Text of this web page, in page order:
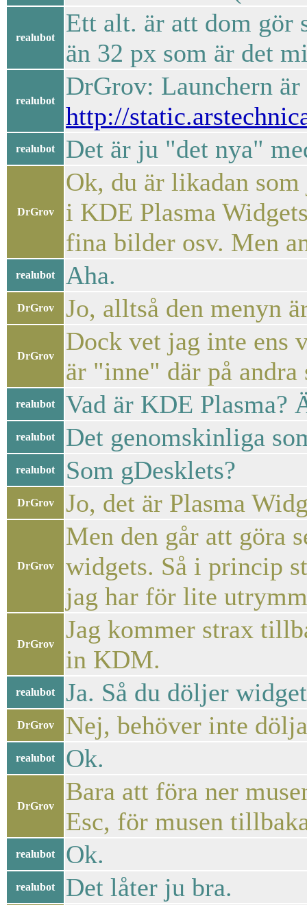
realubot
Ett alt. är att dom gör
än 32 px som är det
realubot
DrGrov: Launchern
http://
realubot Det är ju "det nya"
DrGrov
Ok, du är likadan
i KDE Plasma
fina bilder osv. Men
realubot Aha.
DrGrov Jo, alltså den menyn
DrGrov
Dock vet jag inte ens
är "inne" där på
realubot Vad är KDE Plasma?
realubot Det genomskinliga
realubot Som gDesklets?
DrGrov Jo, det är Plasma
DrGrov
Men den går att göra
widgets. Så i princip
jag har för lite
DrGrov
Jag kommer strax
in KDM.
realubot Ja. Så du döljer
DrGrov Nej, behöver inte
realubot Ok.
DrGrov
Bara att föra ner
Esc, för musen
realubot Ok.
realubot Det låter ju bra.